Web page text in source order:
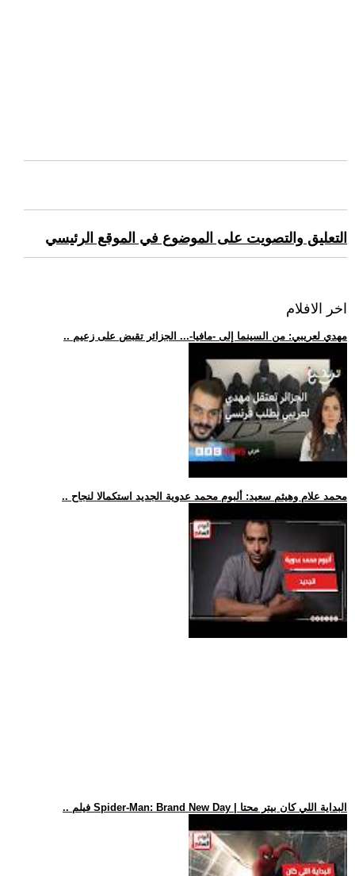
التعليق والتصويت على الموضوع في الموقع الرئيسي
اخر الافلام
.. مهدي لعريبي: من السينما إلى -مافيا-... الجزائر تقبض على زعيم
.. محمد علام وهيثم سعيد: ألبوم محمد عدوية الجديد استكمالا لنجاح
.. فيلم Spider-Man: Brand New Day | البداية اللي كان بيتر محتا